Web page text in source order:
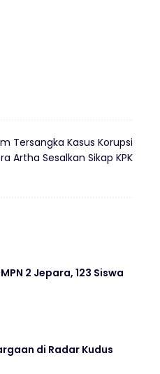
Tersangka Kasus Korupsi
Artha Sesalkan Sikap KPK
2 Jepara, 123 Siswa
di Radar Kudus